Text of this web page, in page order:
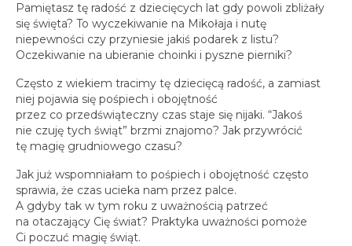
Pamiętasz tę radość z dziecięcych lat gdy powoli zbliżały
się święta? To wyczekiwanie na Mikołaja i nutę
niepewności czy przyniesie jakiś podarek z listu?
Oczekiwanie na ubieranie choinki i pyszne pierniki?
Często z wiekiem tracimy tę dziecięcą radość, a zamiast
niej pojawia się pośpiech i obojętność
przez co przedświąteczny czas staje się nijaki. “Jakoś
nie czuję tych świąt” brzmi znajomo? Jak przywrócić
tę magię grudniowego czasu?
Jak już wspomniałam to pośpiech i obojętność często
sprawia, że czas ucieka nam przez palce.
A gdyby tak w tym roku z uważnością patrzeć
na otaczający Cię świat? Praktyka uważności pomoże
Ci poczuć magię świąt.